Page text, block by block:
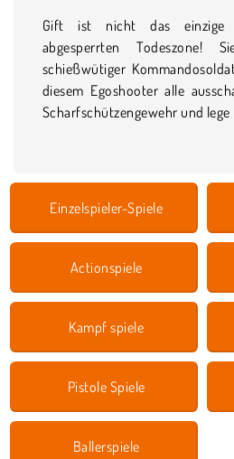
Gift ist nicht das einzige
abgesperrten
schießwütiger
diesem Egoshooter alle
Scharfschützengewehr und lege
Einzelspieler-Spiele
Actionspiele
Kampf spiele
Pistole Spiele
Ballerspiele